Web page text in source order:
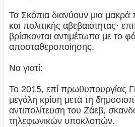
Τα Σκόπια διανύουν μια μακρά
και πολιτικής αβεβαιότητας·
βρίσκονται αντιμέτωπα με το
αποσταθεροποίησης.
Να γιατί:
Το 2015, επί πρωθυπουργίας
μεγάλη κρίση μετά τη
αντιπολίτευση του Ζάεβ,
τηλεφωνικών υποκλοπών.